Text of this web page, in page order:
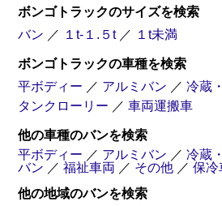
ボンゴトラックのサイズを検索
バン ／ １t-１.５t ／ １t未満
ボンゴトラックの車種を検索
平ボディー ／ アルミバン ／ 冷蔵
タンクローリー ／ 車両運搬車
他の車種のバンを検索
平ボディー ／ アルミバン ／ 冷蔵
バン ／ 福祉車両 ／ その他 ／ 保冷
他の地域のバンを検索